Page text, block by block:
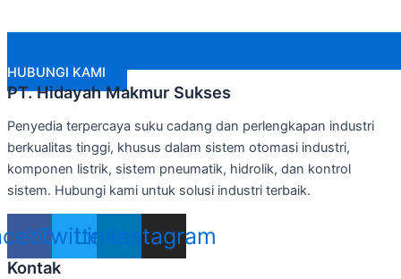
HUBUNGI KAMI
PT. Hidayah Makmur Sukses
Penyedia terpercaya suku cadang dan perlengkapan industri
berkualitas tinggi, khusus dalam sistem otomasi industri,
komponen listrik, sistem pneumatik, hidrolik, dan kontrol
sistem. Hubungi kami untuk solusi industri terbaik.
TwitterLinkedin
Instagram
Kontak